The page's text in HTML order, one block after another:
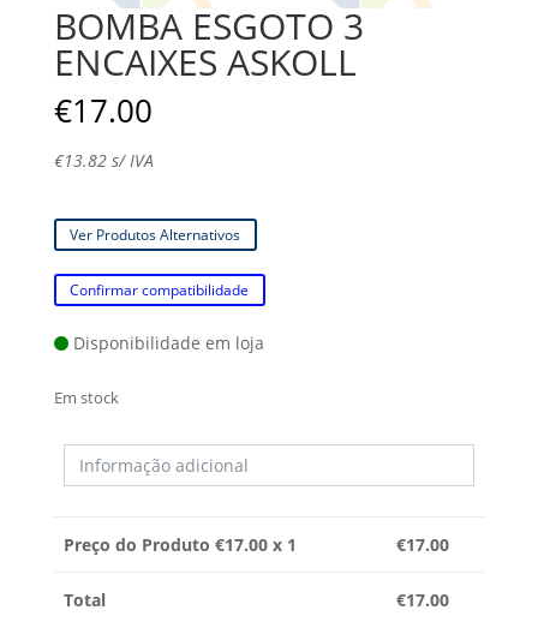
BOMBA ESGOTO 3
ENCAIXES ASKOLL
€17.00
€13.82s/ IVA
Ver Produtos Alternativos
Confirmar compatibilidade
Disponibilidade em loja
Em stock
Preço do Produto €17.00 x 1 €17.00
Total €17.00